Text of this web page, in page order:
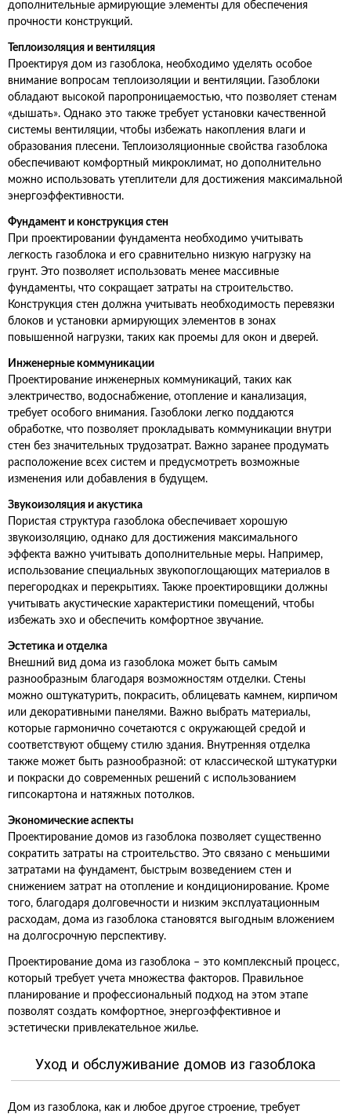
дополнительные армирующие элементы для обеспечения
прочности конструкций.
Теплоизоляция и вентиляция
Проектируя дом из газоблока, необходимо уделять особое
внимание вопросам теплоизоляции и вентиляции. Газоблоки
обладают высокой паропроницаемостью, что позволяет стенам
«дышать». Однако это также требует установки качественной
системы вентиляции, чтобы избежать накопления влаги и
образования плесени. Теплоизоляционные свойства газоблока
обеспечивают комфортный микроклимат, но дополнительно
можно использовать утеплители для достижения максимальной
энергоэффективности.
Фундамент и конструкция стен
При проектировании фундамента необходимо учитывать
легкость газоблока и его сравнительно низкую нагрузку на
грунт. Это позволяет использовать менее массивные
фундаменты, что сокращает затраты на строительство.
Конструкция стен должна учитывать необходимость перевязки
блоков и установки армирующих элементов в зонах
повышенной нагрузки, таких как проемы для окон и дверей.
Инженерные коммуникации
Проектирование инженерных коммуникаций, таких как
электричество, водоснабжение, отопление и канализация,
требует особого внимания. Газоблоки легко поддаются
обработке, что позволяет прокладывать коммуникации внутри
стен без значительных трудозатрат. Важно заранее продумать
расположение всех систем и предусмотреть возможные
изменения или добавления в будущем.
Звукоизоляция и акустика
Пористая структура газоблока обеспечивает хорошую
звукоизоляцию, однако для достижения максимального
эффекта важно учитывать дополнительные меры. Например,
использование специальных звукопоглощающих материалов в
перегородках и перекрытиях. Также проектировщики должны
учитывать акустические характеристики помещений, чтобы
избежать эхо и обеспечить комфортное звучание.
Эстетика и отделка
Внешний вид дома из газоблока может быть самым
разнообразным благодаря возможностям отделки. Стены
можно оштукатурить, покрасить, облицевать камнем, кирпичом
или декоративными панелями. Важно выбрать материалы,
которые гармонично сочетаются с окружающей средой и
соответствуют общему стилю здания. Внутренняя отделка
также может быть разнообразной: от классической штукатурки
и покраски до современных решений с использованием
гипсокартона и натяжных потолков.
Экономические аспекты
Проектирование домов из газоблока позволяет существенно
сократить затраты на строительство. Это связано с меньшими
затратами на фундамент, быстрым возведением стен и
снижением затрат на отопление и кондиционирование. Кроме
того, благодаря долговечности и низким эксплуатационным
расходам, дома из газоблока становятся выгодным вложением
на долгосрочную перспективу.
Проектирование дома из газоблока – это комплексный процесс,
который требует учета множества факторов. Правильное
планирование и профессиональный подход на этом этапе
позволят создать комфортное, энергоэффективное и
эстетически привлекательное жилье.
Уход и обслуживание домов из газоблока
Дом из газоблока, как и любое другое строение, требует